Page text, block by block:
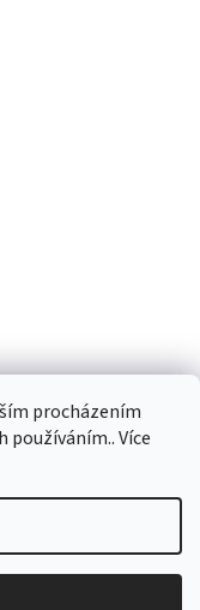
procházením
Více
práva vyhrazena.